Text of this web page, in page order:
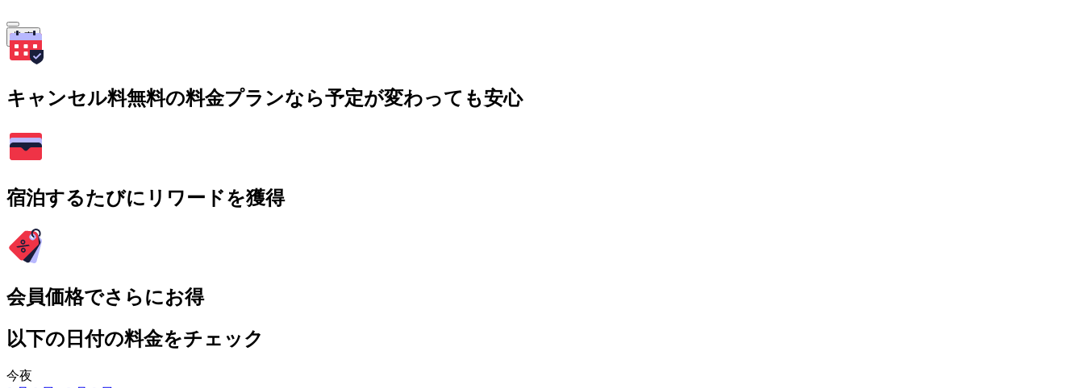
検索
キャンセル料無料の料金プランなら予定が変わっても安心
宿泊するたびにリワードを獲得
会員価格でさらにお得
以下の日付の料金をチェック
今夜